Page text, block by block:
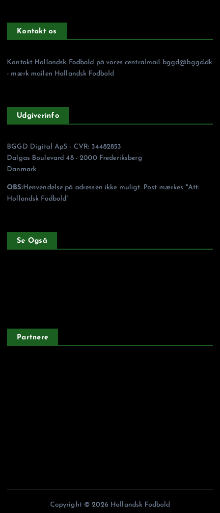
Kontakt os
Kontakt Hollandsk Fodbold på vores centralmail
bggd@bggd.dk
- mærk mailen Hollandsk Fodbold
Udgiverinfo
BGGD Digital ApS - CVR: 34482853
Dalgas Boulevard 48 - 2000 Frederiksberg
Danmark
OBS:Henvendelse på adressen ikke muligt. Post mærkes "Att:
Hollandsk Fodbold"
Se Også
Partnere
Copyright © 2026 Hollandsk Fodbold